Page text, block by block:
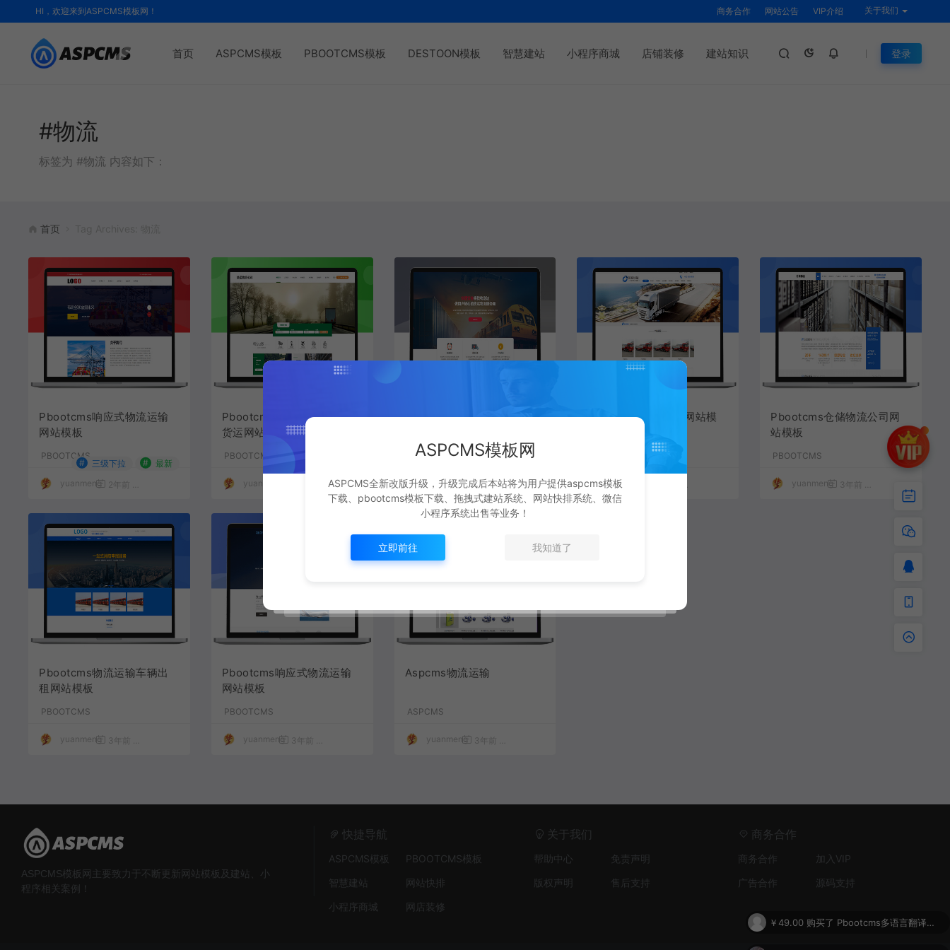
HI，欢迎来到ASPCMS模板网！ 商务合作 网站公告 VIP介绍 关于我们
首页 ASPCMS模板 PBOOTCMS模板 DESTOON模板 智慧建站 小程序商城 店铺装修 建站知识 登录
#物流
标签为 #物流 内容如下：
首页
Pbootcms响应式物流运输
网站模板
PBOOTCMS
# 三级下拉 #
最新
yuanmeng
2年前
Pbootcms响应式快递物流
货运网站模板
PBOOTCMS
yuanmeng 1,146 50
Pbootcms响应式国际货运
PBOOTCMS
yuanmeng 3年前 1,352 50
Pbootcms货物运输网站模
yuanmeng
Pbootcms仓储物流公司网
站模板
PBOOTCMS
yuanmeng 3年前
Pbootcms物流运输车辆出
租网站模板
PBOOTCMS
yuanmeng 3年前
Pbootcms响应式物流运输
网站模板
PBOOTCMS
yuanmeng 3年前
Aspcms物流运输
ASPCMS
yuanmeng 3年前
ASPCMS模板网主要致力于不断更新网站模板及建站、小
程序相关案例！
快捷导航
ASPCMS模板
PBOOTCMS模板
智慧建站
网站快排
小程序商城
网店装修
关于我们
帮助中心
免责声明
版权声明
售后支持
商务合作
商务合作
加入VIP
广告合作
源码支持
ASPCMS模板网
ASPCMS全新改版升级，升级完成后本站将为用户提供aspcms模板
下载、pbootcms模板下载、拖拽式建站系统、网站快排系统、微信
小程序系统出售等业务！
立即前往 我知道了